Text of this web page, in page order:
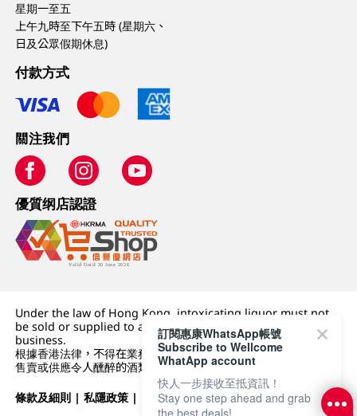
星期一至五
上午九時至下午五時 (星期六、
日及公眾假期休息)
付款方式
關注我們
優質纲店認證
Under the law of Hong Kong, intoxicating liquor must not
be sold or supplied to a minor (under 18) in the course of
business.
根據香港法律，不得在業務過程中，向未成年人 (18 歲以下人士)
售賣或供應令人醺醉的酒類。
條款及細則 |私隱政策 | DFI零售集團
訂閱惠康WhatsApp帳號
Subscribe to Wellcome
WhatApp account
快人一步接收至抵資訊！
Stay one step ahead and grab
the best deals!